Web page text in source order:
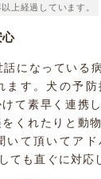
上経過しています。
心
になっている
ます。犬の予
て素早く連携
くれたりと動
いて頂いてアド
ても直ぐに対応